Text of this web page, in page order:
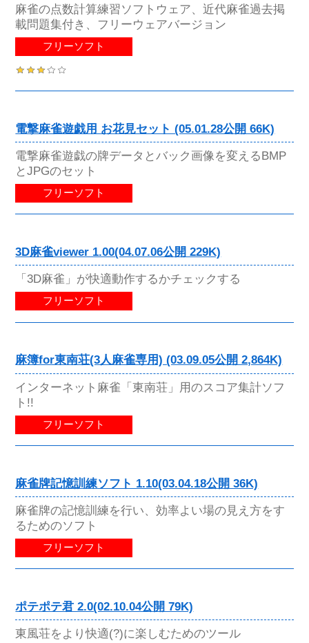
麻雀の点数計算練習ソフトウェア、近代麻雀過去掲
載問題集付き、フリーウェアバージョン
フリーソフト
電撃麻雀遊戯用 お花見セット (05.01.28公開 66K)
電撃麻雀遊戯の牌データとバック画像を変えるBMP
とJPGのセット
フリーソフト
3D麻雀viewer 1.00(04.07.06公開 229K)
「3D麻雀」が快適動作するかチェックする
フリーソフト
麻簿for東南荘(3人麻雀専用) (03.09.05公開 2,864K)
インターネット麻雀「東南荘」用のスコア集計ソフ
ト!!
フリーソフト
麻雀牌記憶訓練ソフト 1.10(03.04.18公開 36K)
麻雀牌の記憶訓練を行い、効率よい場の見え方をす
るためのソフト
フリーソフト
ポテポテ君 2.0(02.10.04公開 79K)
東風荘をより快適(?)に楽しむためのツール